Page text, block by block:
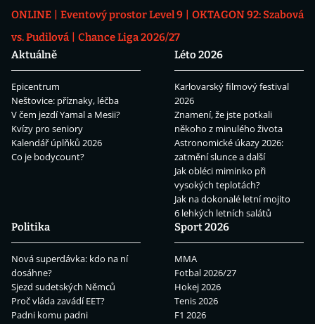
ONLINE
Eventový prostor Level 9
OKTAGON 92: Szabová
vs. Pudilová
Chance Liga 2026/27
Aktuálně
Epicentrum
Neštovice: příznaky, léčba
V čem jezdí Yamal a Mesii?
Kvízy pro seniory
Kalendář úplňků 2026
Co je bodycount?
Léto 2026
Karlovarský filmový festival
2026
Znamení, že jste potkali
někoho z minulého života
Astronomické úkazy 2026:
zatmění slunce a další
Jak obléci miminko při
vysokých teplotách?
Jak na dokonalé letní mojito
6 lehkých letních salátů
Politika
Nová superdávka: kdo na ní
dosáhne?
Sjezd sudetských Němců
Proč vláda zavádí EET?
Padni komu padni
Sport 2026
MMA
Fotbal 2026/27
Hokej 2026
Tenis 2026
F1 2026